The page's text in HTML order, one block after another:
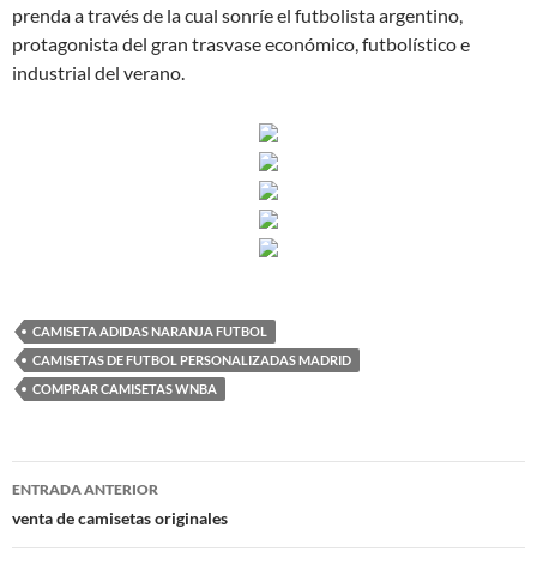
prenda a través de la cual sonríe el futbolista argentino,
protagonista del gran trasvase económico, futbolístico e
industrial del verano.
CAMISETA ADIDAS NARANJA FUTBOL
CAMISETAS DE FUTBOL PERSONALIZADAS MADRID
COMPRAR CAMISETAS WNBA
Navegación
de
ENTRADA ANTERIOR
venta de camisetas originales